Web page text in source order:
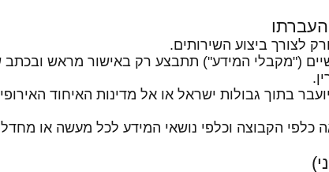
("מקבלי המידע") תתבצע רק באישור מראש
בתוך גבולות ישראל או אל מדינות האיחוד